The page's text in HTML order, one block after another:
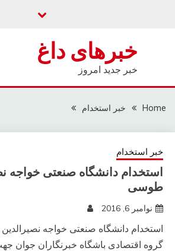
خبرهای داغ
خبر جدید امروز
Home خبر استخدام
خبر استخدام
استخدام دانشگاه صنعتی خواجه
طوسی
نوامبر 6, 2016
استخدام دانشگاه صنعتی خواجه
گروه اقتصادی باشگاه خبرنگاران